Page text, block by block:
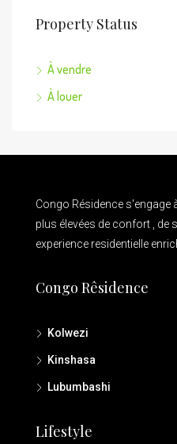
Property Status
À vendre
À louer
Congo Résidence s'engage
plus élevées de confort , de
experience residentielle
Congo Rêsidence
Kolwezi
Kinshasa
Lubumbashi
Lifestyle